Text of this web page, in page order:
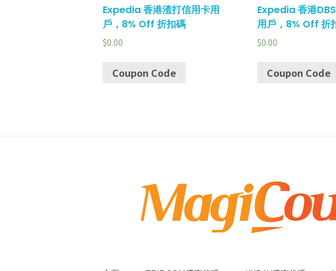
Expedia 香港渣打信用卡用
戶，8% Off 折扣碼
$0.00
Coupon Code
Expedia 香港
用戶，8% Off 折
$0.00
Coupon Code